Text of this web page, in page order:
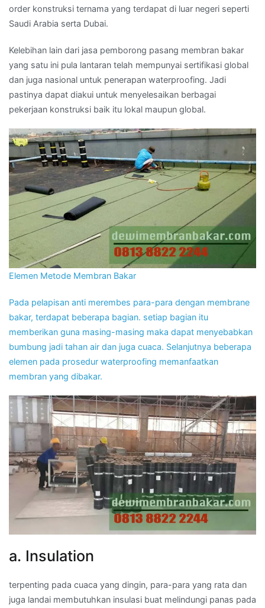
order konstruksi ternama yang terdapat di luar negeri seperti
Saudi Arabia serta Dubai.
Kelebihan lain dari jasa pemborong pasang membran bakar
yang satu ini pula lantaran telah mempunyai sertifikasi global
dan juga nasional untuk penerapan waterproofing. Jadi
pastinya dapat diakui untuk menyelesaikan berbagai
pekerjaan konstruksi baik itu lokal maupun global.
Elemen Metode Membran Bakar
Pada pelapisan anti merembes para-para dengan membrane
bakar, terdapat beberapa bagian. setiap bagian itu
memberikan guna masing-masing maka dapat menyebabkan
bumbung jadi tahan air dan juga cuaca. Selanjutnya beberapa
elemen pada prosedur waterproofing memanfaatkan
membran yang dibakar.
a. Insulation
terpenting pada cuaca yang dingin, para-para yang rata dan
juga landai membutuhkan insulasi buat melindungi panas pada